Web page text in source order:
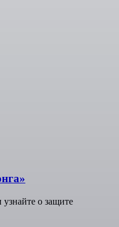
о защите